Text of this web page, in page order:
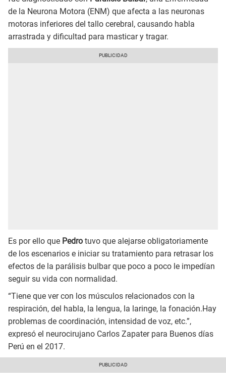
de la Neurona Motora (ENM) que afecta a las neuronas
motoras inferiores del tallo cerebral, causando habla
arrastrada y dificultad para masticar y tragar.
Es por ello que Pedro tuvo que alejarse obligatoriamente
de los escenarios e iniciar su tratamiento para retrasar los
efectos de la parálisis bulbar que poco a poco le impedían
seguir su vida con normalidad.
“Tiene que ver con los músculos relacionados con la
respiración, del habla, la lengua, la laringe, la fonación.Hay
problemas de coordinación, intensidad de voz, etc.”,
expresó el neurocirujano Carlos Zapater para Buenos días
Perú en el 2017.